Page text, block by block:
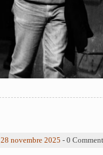
28 novembre 2025 - 0 Comment